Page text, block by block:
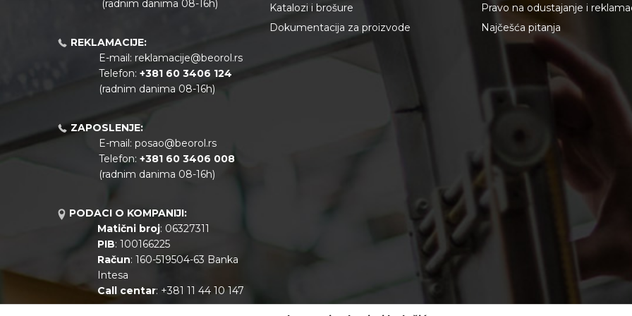
(radnim danima 08-16h)
REKLAMACIJE:
E-mail: reklamacije@beorol.rs
Telefon: +381 60 3406 124
(radnim danima 08-16h)
ZAPOSLENJE:
E-mail: posao@beorol.rs
Telefon: +381 60 3406 008
(radnim danima 08-16h)
PODACI O KOMPANIJI:
Matični broj: 06327311
PIB: 100166225
Račun: 160-519504-63 Banka
Intesa
Call centar: +381 11 44 10 147
Katalozi i brošure
Dokumentacija za proizvode
Pravo na odustajanje i
Najčešća pitanja